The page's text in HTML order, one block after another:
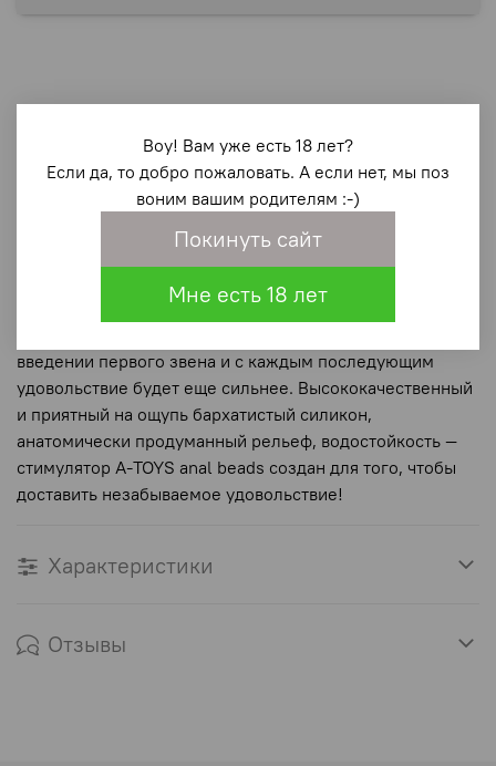
Описание
A-TOYS anal beads - анальный стимулятор в виде
цепочки из звеньев разного диаметра внесет в вашу
сексуальную жизнь новые ощущения и эмоции. При
помощи специального кольца секс-игрушкой легко
манипулировать и извлекать из анального отверстия.
введении первого звена и с каждым последующим
удовольствие будет еще сильнее. Высококачественный
и приятный на ощупь бархатистый силикон,
aнатомически продуманный рельеф, водостойкость —
стимулятор A-TOYS anal beads создан для того, чтобы
доставить незабываемое удовольствие!
Характеристики
Отзывы
Воу! Вам уже есть 18 лет?
Если да, то добро пожаловать. А если нет, мы поз
воним вашим родителям :-)
Покинуть сайт
Мне есть 18 лет